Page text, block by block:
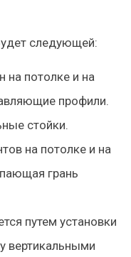
следующей:
на потолке и на
профили.
стойки.
на потолке и на
грань
путем установки
вертикальными